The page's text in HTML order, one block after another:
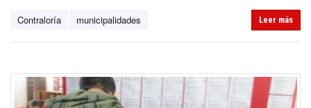
Contraloría municipalidades Leer más